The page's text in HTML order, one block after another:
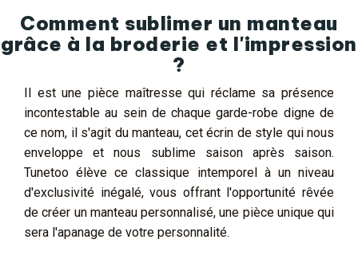
Comment sublimer un manteau
grâce à la broderie et l'impression
?
Il est une pièce maîtresse qui réclame sa présence
incontestable au sein de chaque garde-robe digne de
ce nom, il s'agit du manteau, cet écrin de style qui nous
enveloppe et nous sublime saison après saison.
Tunetoo élève ce classique intemporel à un niveau
d'exclusivité inégalé, vous offrant l'opportunité rêvée
de créer un manteau personnalisé, une pièce unique qui
sera l'apanage de votre personnalité.